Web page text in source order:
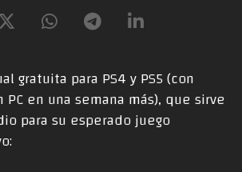
gratuita para PS4 y PS5 (con
en una semana más), que sirve
para su esperado juego